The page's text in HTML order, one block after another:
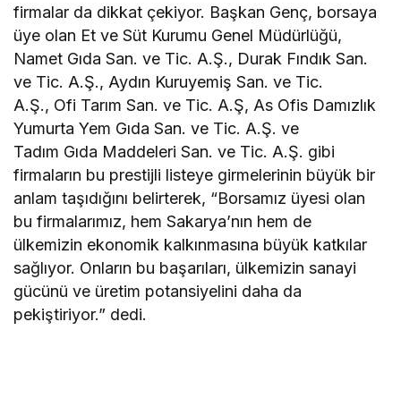
firmalar da dikkat çekiyor. Başkan Genç, borsaya
üye olan Et ve Süt Kurumu Genel Müdürlüğü,
Namet Gıda San. ve Tic. A.Ş., Durak Fındık San.
ve Tic. A.Ş., Aydın Kuruyemiş San. ve Tic.
A.Ş., Ofi Tarım San. ve Tic. A.Ş, As Ofis Damızlık
Yumurta Yem Gıda San. ve Tic. A.Ş. ve
Tadım Gıda Maddeleri San. ve Tic. A.Ş. gibi
firmaların bu prestijli listeye girmelerinin büyük bir
anlam taşıdığını belirterek, “Borsamız üyesi olan
bu firmalarımız, hem Sakarya’nın hem de
ülkemizin ekonomik kalkınmasına büyük katkılar
sağlıyor. Onların bu başarıları, ülkemizin sanayi
gücünü ve üretim potansiyelini daha da
pekiştiriyor.” dedi.